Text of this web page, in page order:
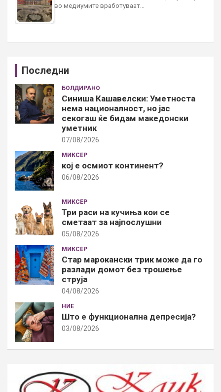
во медиумите вработуваат…
Последни
БОЛДИРАНО
Синиша Кашавелски: Уметноста
нема националност, но јас
секогаш ќе бидам македонски
уметник
07/08/2026
МИКСЕР
кој е осмиот континент?
06/08/2026
МИКСЕР
Три раси на кучиња кои се
сметаат за најпослушни
05/08/2026
МИКСЕР
Стар марокански трик може да го
разлади домот без трошење
струја
04/08/2026
НИЕ
Што е функционална депресија?
03/08/2026